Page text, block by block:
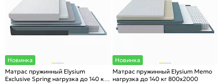
Новинка
Матрас пружинный Elysium
Exclusive Spring нагрузка до 140 кг
Новинка
Матрас пружинный Elysium Memo
нагрузка до 140 кг 800x2000